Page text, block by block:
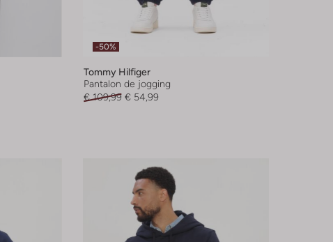
-50%
Tommy Hilfiger
Pantalon de jogging
€ 109,99 € 54,99